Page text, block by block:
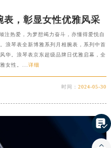
，彰显女性优雅风采
注热爱，为梦想竭力奋斗，亦懂得爱悦自
浪琴表全新博雅系列月相腕表，系列中首
华。浪琴表京东超级品牌日优雅启幕，全
女性。...详细
时间：2024-05-30
